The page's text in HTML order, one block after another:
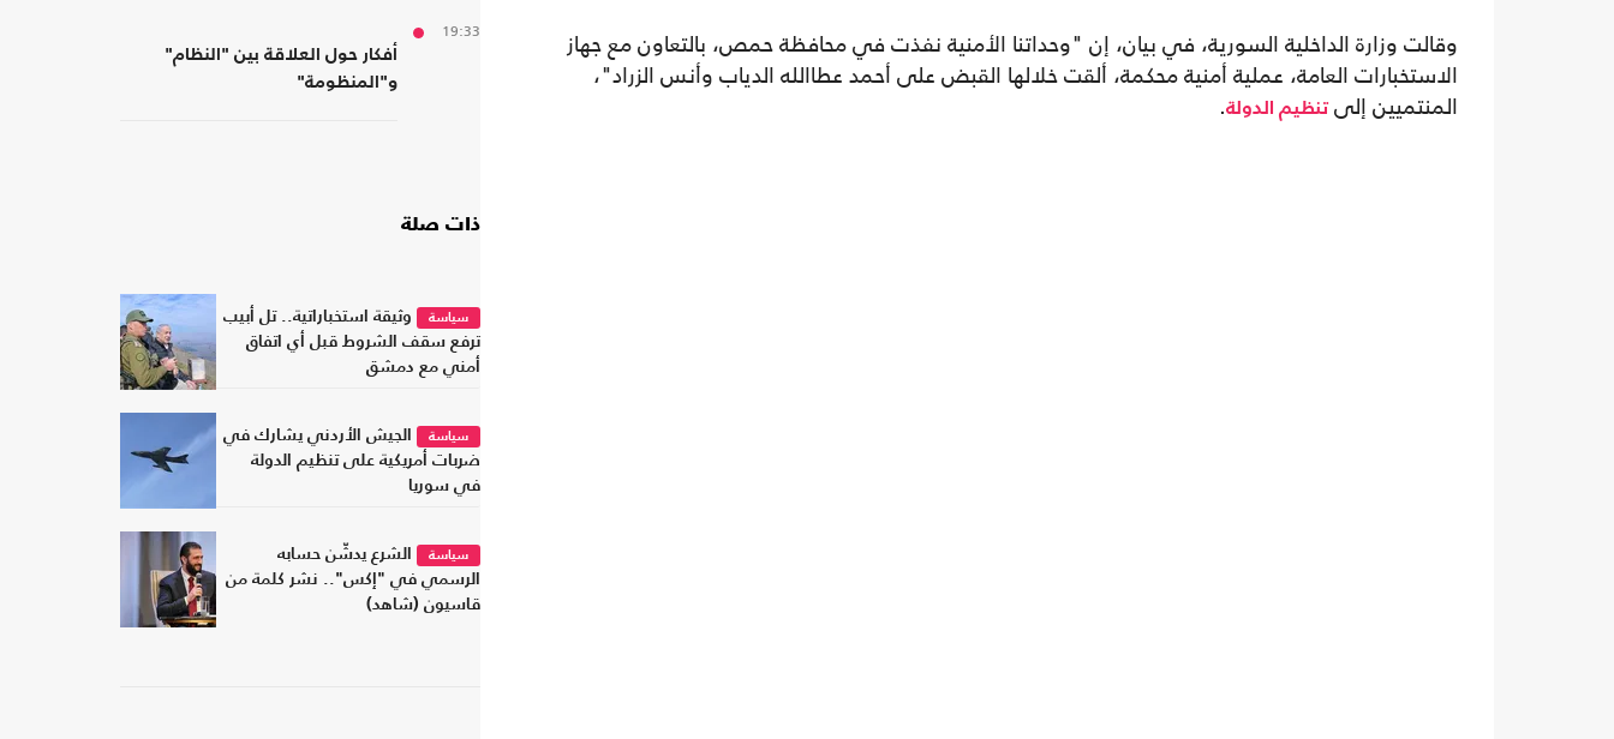
وقالت وزارة الداخلية السورية، في بيان، إن "وحداتنا الأمنية نفذت في محافظة حمص، بالتعاون مع جهاز
الاستخبارات العامة، عملية أمنية محكمة، ألقت خلالها القبض على أحمد عطاالله الدياب وأنس الزراد"،
المنتميين إلىتنظيم الدولة.
19:33
أفكار حول العلاقة بين "النظام"
و"المنظومة"
ذات صلة
سياسة
وثيقة استخباراتية.. تل أبيب
ترفع سقف الشروط قبل أي اتفاق
أمني مع دمشق
سياسة
الجيش الأردني يشارك في
ضربات أمريكية على تنظيم الدولة
في سوريا
سياسة
الشرع يدشّن حسابه
الرسمي في "إكس".. نشر كلمة من
قاسيون (شاهد)